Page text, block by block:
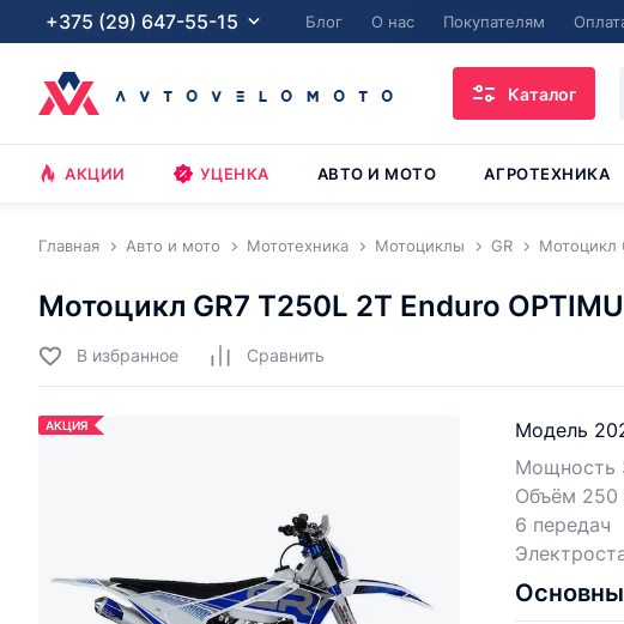
+375 (29) 647-55-15 Блог О нас Покупателям
Каталог
АКЦИИ УЦЕНКА АВТО И МОТО АГРОТЕХНИКА
Главная Авто и мото Мототехника Мотоциклы GR Мотоцикл
Мотоцикл GR7 T250L 2T Enduro
В избранное Cравнить
АКЦИЯ
Модель
Мощность
Объём 250
6 передач